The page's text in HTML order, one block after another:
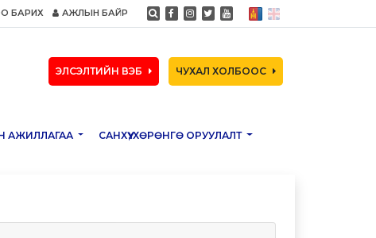
БАРИХ АЖЛЫН БАЙР
ЭЛСЭЛТИЙН ВЭБ ЧУХАЛ ХОЛБООС
АЖИЛЛАГАА САНХҮҮ, ХӨРӨНГӨ ОРУУЛАЛТ